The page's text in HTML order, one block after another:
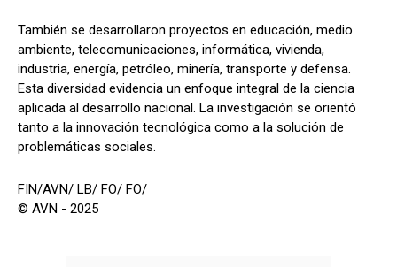
También se desarrollaron proyectos en educación, medio
ambiente, telecomunicaciones, informática, vivienda,
industria, energía, petróleo, minería, transporte y defensa.
Esta diversidad evidencia un enfoque integral de la ciencia
aplicada al desarrollo nacional. La investigación se orientó
tanto a la innovación tecnológica como a la solución de
problemáticas sociales.
FIN/AVN/ LB/ FO/ FO/
© AVN - 2025